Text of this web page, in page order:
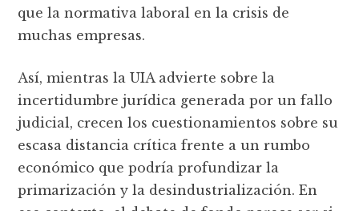
que la normativa laboral en la crisis de
muchas empresas.
Así, mientras la UIA advierte sobre la
incertidumbre jurídica generada por un fallo
judicial, crecen los cuestionamientos sobre su
escasa distancia crítica frente a un rumbo
económico que podría profundizar la
primarización y la desindustrialización. En